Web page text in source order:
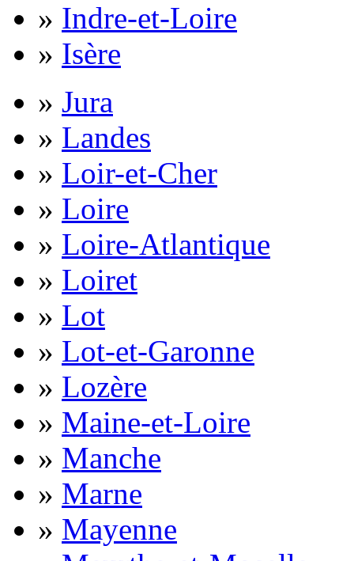
» Indre-et-Loire
» Isère
» Jura
» Landes
» Loir-et-Cher
» Loire
» Loire-Atlantique
» Loiret
» Lot
» Lot-et-Garonne
» Lozère
» Maine-et-Loire
» Manche
» Marne
» Mayenne